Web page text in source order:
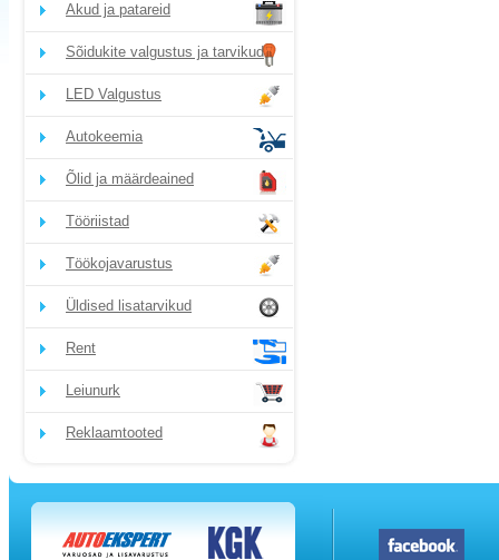
Akud ja patareid
Sõidukite valgustus ja tarvikud
LED Valgustus
Autokeemia
Õlid ja määrdeained
Tööriistad
Töökojavarustus
Üldised lisatarvikud
Rent
Leiunurk
Reklaamtooted